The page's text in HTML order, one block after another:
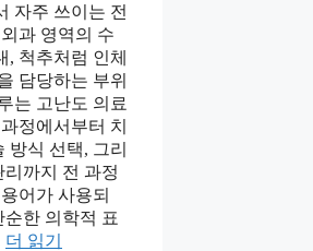
자주 쓰이는 전
과 영역의 수
, 척추처럼 인체
담당하는 부위
는 고난도 의료
정에서부터 치
방식 선택, 그리
리까지 전 과정
어가 사용되
한 의학적 표
더 읽기